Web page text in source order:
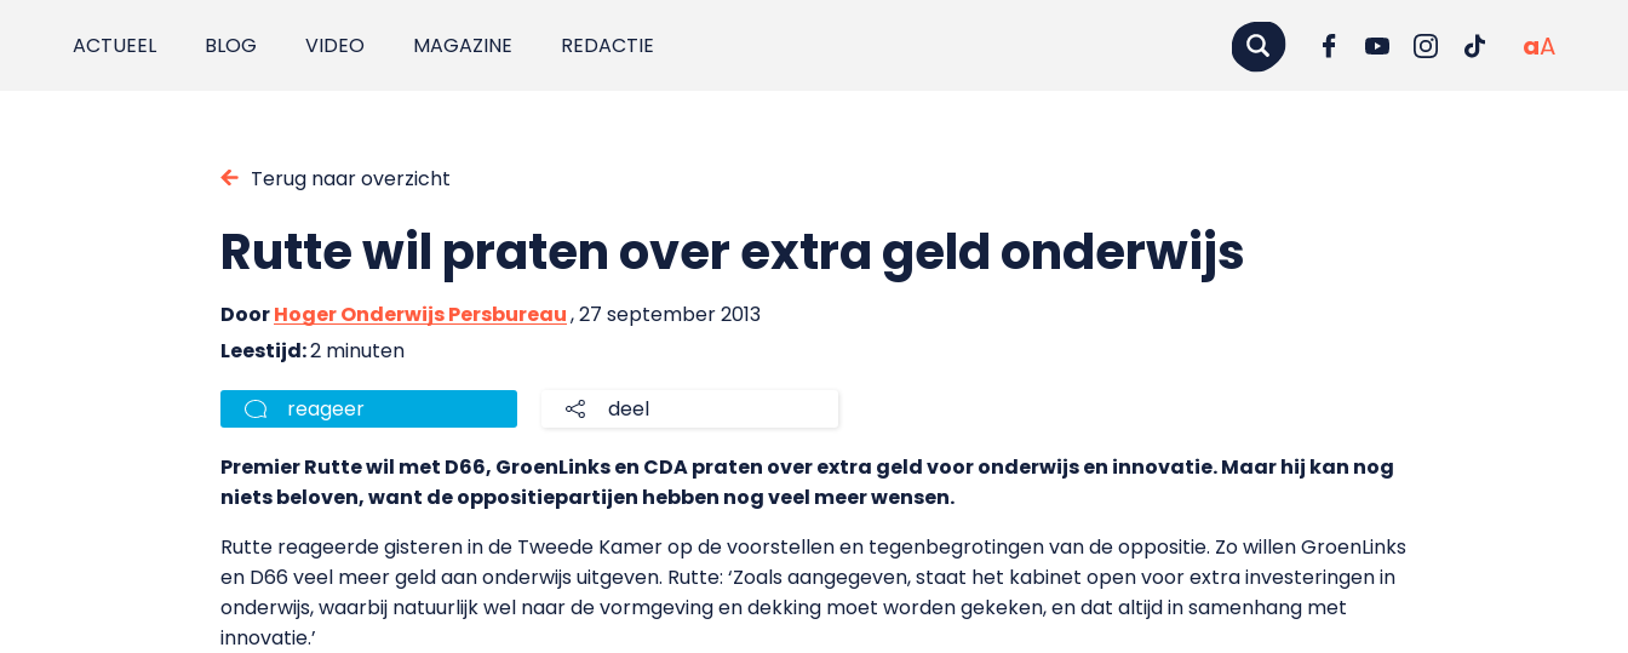
ACTUEEL BLOG VIDEO MAGAZINE REDACTIE aA
Terug naar overzicht
Rutte wil praten over extra geld onderwijs
DoorHoger Onderwijs Persbureau, 27 september 2013
Leestijd:2 minuten
reageer deel
Premier Rutte wil met D66, GroenLinks en CDA praten over extra geld voor onderwijs en innovatie. Maar hij kan nog
niets beloven, want de oppositiepartijen hebben nog veel meer wensen.
Rutte reageerde gisteren in de Tweede Kamer op de voorstellen en tegenbegrotingen van de oppositie. Zo willen GroenLinks
en D66 veel meer geld aan onderwijs uitgeven. Rutte: ‘Zoals aangegeven, staat het kabinet open voor extra investeringen in
onderwijs, waarbij natuurlijk wel naar de vormgeving en dekking moet worden gekeken, en dat altijd in samenhang met
innovatie.’